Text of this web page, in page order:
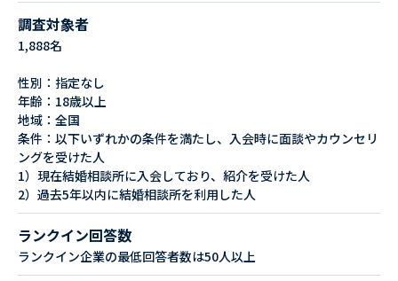
調査対象者
1,888名
性別：指定なし
年齢：18歳以上
地域：全国
条件：以下いずれかの条件を満たし、入会時に面談やカウンセリ
ングを受けた人
1）現在結婚相談所に入会しており、紹介を受けた人
2）過去5年以内に結婚相談所を利用した人
ランクイン回答数
ランクイン企業の最低回答者数は50人以上